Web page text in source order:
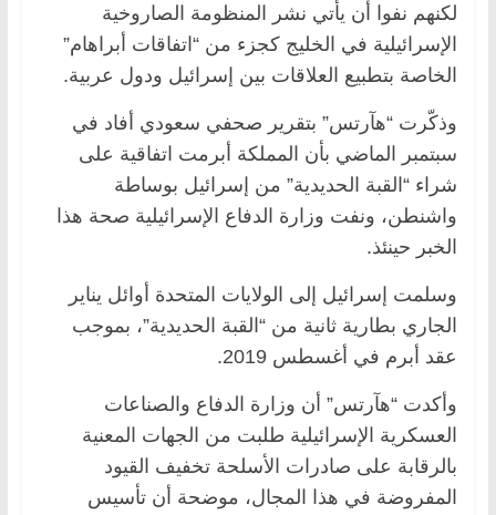
لكنهم نفوا أن يأتي نشر المنظومة الصاروخية
الإسرائيلية في الخليج كجزء من “اتفاقات أبراهام”
الخاصة بتطبيع العلاقات بين إسرائيل ودول عربية.
وذكّرت “هآرتس” بتقرير صحفي سعودي أفاد في
سبتمبر الماضي بأن المملكة أبرمت اتفاقية على
شراء “القبة الحديدية” من إسرائيل بوساطة
واشنطن، ونفت وزارة الدفاع الإسرائيلية صحة هذا
الخبر حينئذ.
وسلمت إسرائيل إلى الولايات المتحدة أوائل يناير
الجاري بطارية ثانية من “القبة الحديدية”، بموجب
عقد أبرم في أغسطس 2019.
وأكدت “هآرتس” أن وزارة الدفاع والصناعات
العسكرية الإسرائيلية طلبت من الجهات المعنية
بالرقابة على صادرات الأسلحة تخفيف القيود
المفروضة في هذا المجال، موضحة أن تأسيس